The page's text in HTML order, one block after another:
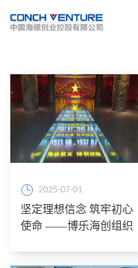
2025-07-01
坚定理想信念 筑牢初心
使命 ——博乐海创组织